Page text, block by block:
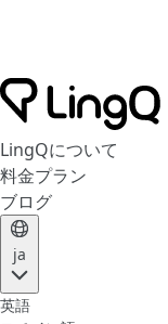
LingQについて
料金プラン
ブログ
ja
英語